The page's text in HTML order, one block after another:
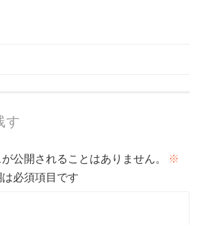
す
公開されることはありません。
※
必須項目です